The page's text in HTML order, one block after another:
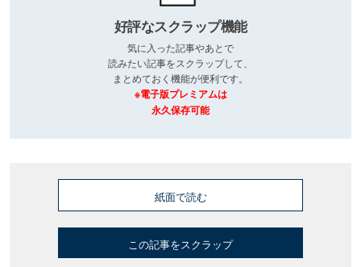
好評なスクラップ機能
気に入った記事やあとで
読みたい記事をスクラップして、
まとめておく機能が便利です。
※電子版プレミアムは
永久保存可能
紙面で読む
この記事をスクラップ